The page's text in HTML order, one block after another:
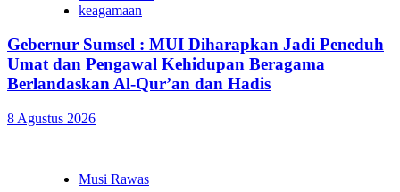
keagamaan
Gebernur Sumsel : MUI Diharapkan Jadi Peneduh
Umat dan Pengawal Kehidupan Beragama
Berlandaskan Al-Qur’an dan Hadis
8 Agustus 2026
Musi Rawas